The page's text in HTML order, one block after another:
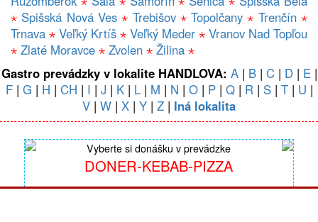
⋆ Spišská Nová Ves⋆ Trebišov⋆Topolčany ⋆ Trenčín⋆
Trnava ⋆ Veľký Krtíš ⋆ Veľký Meder ⋆ Vranov Nad Topľou
⋆ Zlaté Moravce ⋆ Zvolen ⋆ Žilina ⋆
Gastro prevádzky v lokalite HANDLOVA: A| B| C| D| E|
F| G | H | CH | I | J| K| L| M | N | O| P| Q| R| S| T| U |
V | W | X | Y | Z | Iná lokalita
Vyberte si donášku v prevádzke
DONER-KEBAB-PIZZA